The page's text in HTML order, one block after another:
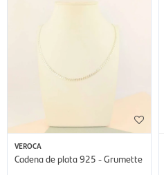
VEROCA
Cadena de plata 925 - Grumette